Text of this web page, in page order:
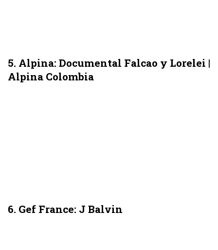
5. Alpina: Documental Falcao y Lorelei |
Alpina Colombia
6. Gef France: J Balvin